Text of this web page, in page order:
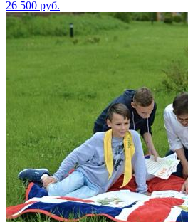
26 500 руб.